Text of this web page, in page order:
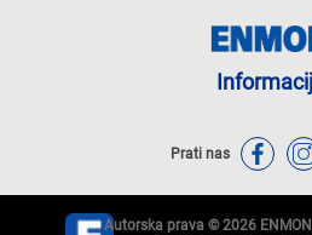
Prati nas
Autorska prava © 2026